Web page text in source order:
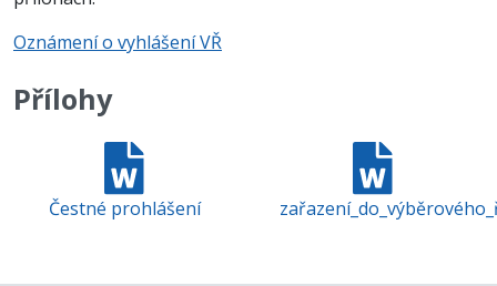
Oznámení o vyhlášení VŘ
Přílohy
Čestné prohlášení